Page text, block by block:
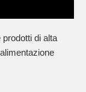
prodotti di alta